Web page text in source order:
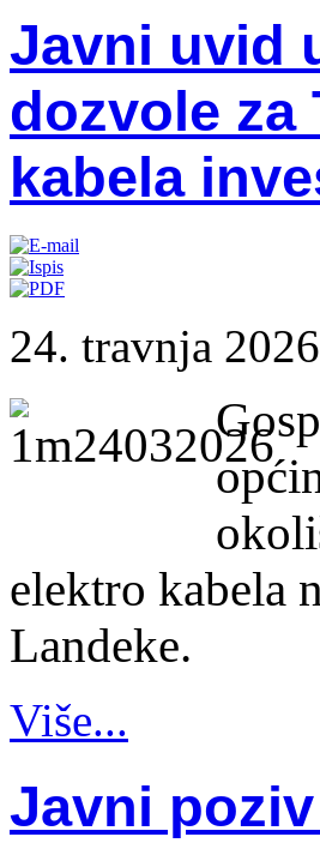
Javni uvid
dozvole
kabela
24. travnja
elektro kabela
Landeke.
Više...
Javni